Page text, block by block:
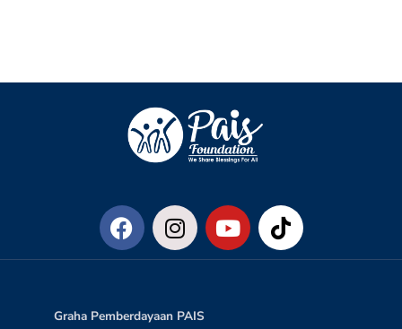
Graha Pemberdayaan PAIS